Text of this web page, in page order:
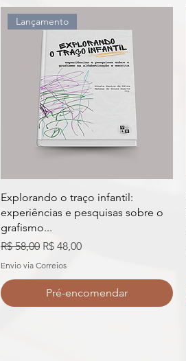
Lançamento
Explorando o traço infantil:
experiências e pesquisas sobre o
grafismo...
Preço normal
R$ 58,00 Preço promocional
R$ 48,00
Envio via Correios
Pré-encomendar